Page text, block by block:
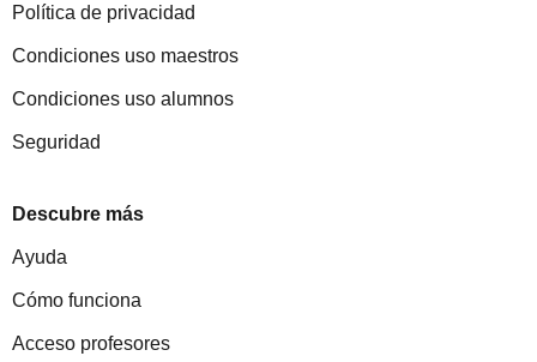
Política de privacidad
Condiciones uso maestros
Condiciones uso alumnos
Seguridad
Descubre más
Ayuda
Cómo funciona
Acceso profesores